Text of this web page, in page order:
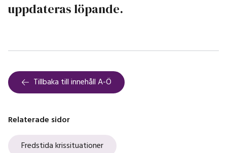
uppdateras löpande.
Tillbaka till innehåll A-Ö
Relaterade sidor
Fredstida krissituationer